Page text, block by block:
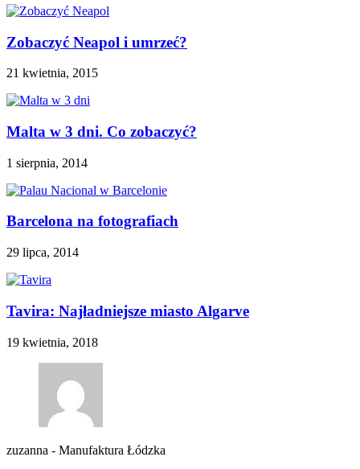
Zobaczyć Neapol i umrzeć?
21 kwietnia, 2015
Malta w 3 dni. Co zobaczyć?
1 sierpnia, 2014
Barcelona na fotografiach
29 lipca, 2014
Tavira: Najładniejsze miasto Algarve
19 kwietnia, 2018
zuzanna - Manufaktura Łódzka